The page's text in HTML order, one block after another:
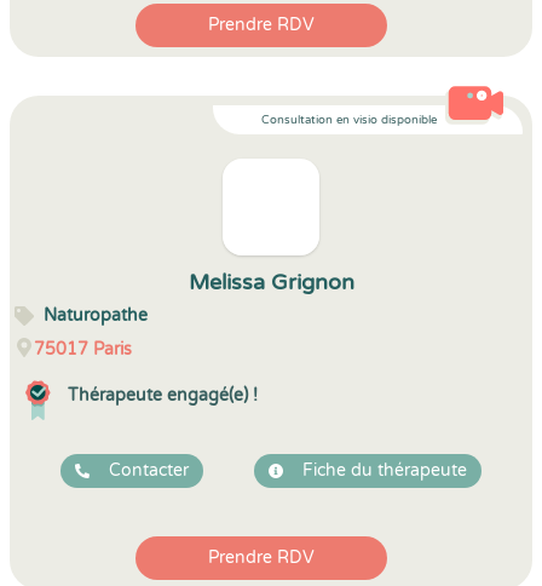
Prendre RDV
Consultation en visio disponible
Melissa Grignon
Naturopathe
75017 Paris
Thérapeute engagé(e) !
Contacter Fiche du thérapeute
Prendre RDV